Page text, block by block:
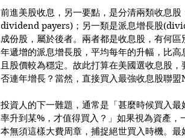
前進美股收息，另一要點，是分清兩類收息
dividend payers)；另一類是派息增長股
成份股，屬於後者。兩者都是收息股，有何
年遞增的派息增長股，平均每年的升幅，比
且股價較為穩定。故此打算在美國選收息股
否連年增長？當然，直接買入最強收息股聯盟
投資人的下一難題，通常是「甚麼時候買入最
率升到某%，才值得買入？」如果視為資產，
本無須這樣大費周章，捕捉絕世買入時機。最